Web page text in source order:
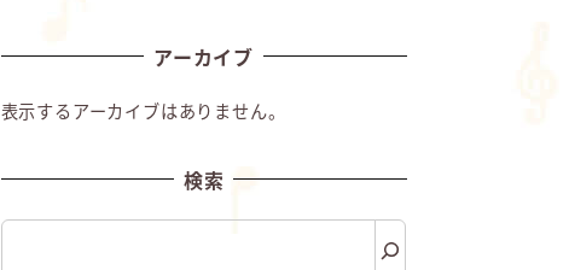
アーカイブ
表示するアーカイブはありません。
検索